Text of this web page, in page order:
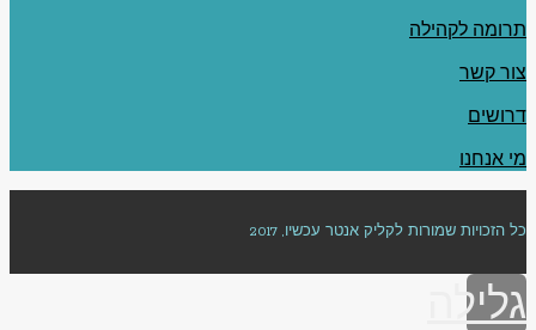
תרומה לקהילה
צור קשר
דרושים
מי אנחנו
כל הזכויות שמורות לקליק אנטר עכשיו, 2017
גלילה